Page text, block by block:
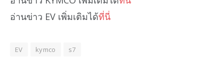
อ่านข่าว EV เพิ่มเติมได้ที่นี่
EV kymco s7